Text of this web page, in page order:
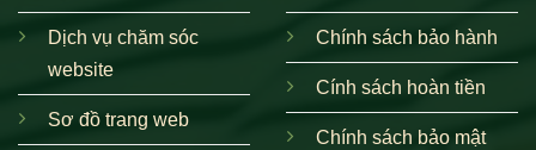
Dịch vụ chăm sóc
website
Sơ đồ trang web
Chính sách bảo hành
Cính sách hoàn tiền
Chính sách bảo mật